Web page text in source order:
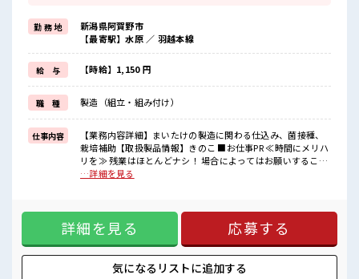
≪未経験の方も大カンゲイ≫
新しいことにチャレンジするのは不安だけど、
しっかり働く環境が整っています！
イチからスキルUP・ステップUP目指していきましょう！
≪様々なお仕事をご提案≫
一人で悩まず気軽に相談できる、
派遣のお仕事です！
■職場の雰囲気
休憩室でホッと一息リフレッシュ！
持ち物が多いあなたにもぴったり☆
ロッカー付き職場♪
残業はほとんどなし！
勤 務 地
新潟県阿賀野市
【最寄駅】水原 ／ 羽越本線
給 与 【時給】1,150 円
職 種 製造（組立・組み付け）
仕事内容
【業務内容詳細】まいたけの製造に関わる仕込み、菌接種、
栽培補助【取扱製品情報】きのこ ■お仕事PR ≪時間にメリハ
リを≫ 残業はほとんどナシ！ 場合によってはお願いすること
もあります♪ 制服があると毎日の服選びに悩まずOK♪ ≪未
ルUP・ステップUP目指していきましょう！ ≪様々なお仕事
をご提案≫ 一人で悩まず気軽に相談できる、 派遣のお仕事で
す！ ■職場の雰囲気 休憩室でホッと一息リフレッシュ！ 持ち
物が多いあなたにもぴったり☆ ロッカー付き職場♪ 残業はほ
とんどなし！ プライベートも謳歌できる☆
…詳細を見る
詳細を見る 応募する
気になるリストに追加する